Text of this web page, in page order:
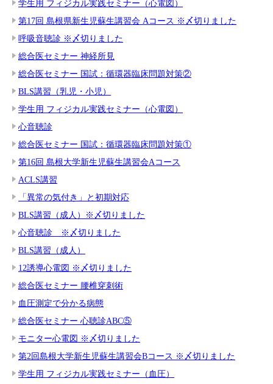
学生用 フィジカル実践セミナー（心電図）
第17回 島根県新生児蘇生講習会 Aコース ※〆切りました
呼吸音聴診 ※〆切りました
総合医セミナー 神経所見
総合医セミナー 国試：循環器臨床問題対策②
BLS講習（乳児・小児）
学生用 フィジカル実践セミナー（心電図）
心音聴診
総合医セミナー 国試：循環器臨床問題対策①
第16回 島根大学新生児蘇生講習会Aコース
ACLS講習
「異常の気付き」と初期対応
BLS講習（成人）※〆切りました
心音聴診 ※〆切りました
BLS講習（成人）
12誘導心電図 ※〆切りました
総合医セミナー 腰椎穿刺術
血圧測定で分かる病態
総合医セミナー 心聴診ABC⑤
モニター心電図 ※〆切りました
第2回島根大学新生児蘇生講習会Bコース ※〆切りました
学生用 フィジカル実践セミナー（血圧）